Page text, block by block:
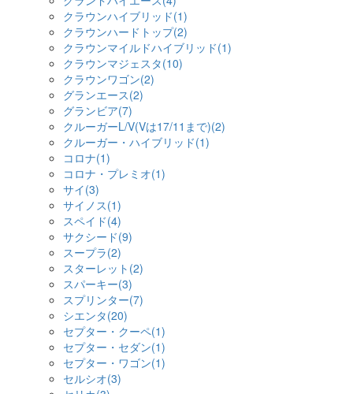
クラウンハイブリッド(1)
クラウンハードトップ(2)
クラウンマイルドハイブリッド(1)
クラウンマジェスタ(10)
クラウンワゴン(2)
グランエース(2)
グランビア(7)
クルーガーL/V(Vは17/11まで)(2)
クルーガー・ハイブリッド(1)
コロナ(1)
コロナ・プレミオ(1)
サイ(3)
サイノス(1)
スペイド(4)
サクシード(9)
スープラ(2)
スターレット(2)
スパーキー(3)
スプリンター(7)
シエンタ(20)
セプター・クーペ(1)
セプター・セダン(1)
セプター・ワゴン(1)
セルシオ(3)